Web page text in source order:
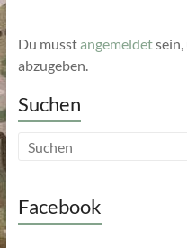
Du musstangemeldetsein,
abzugeben.
Suchen
Facebook